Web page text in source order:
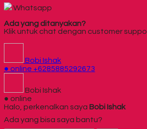
Whatsapp
Ada yang ditanyakan?
Klik untuk chat dengan customer
Bobi Ishak
● online +6285885292673
Bobi Ishak
● online
Halo, perkenalkan saya Bobi Ishak
Ada yang bisa saya bantu?